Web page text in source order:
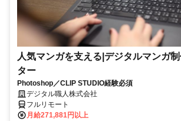
人気マンガを支える|デジタルマンガ
ター
Photoshop／CLIP STUDIO経験必須
デジタル職人株式会社
フルリモート
月給271,881円以上